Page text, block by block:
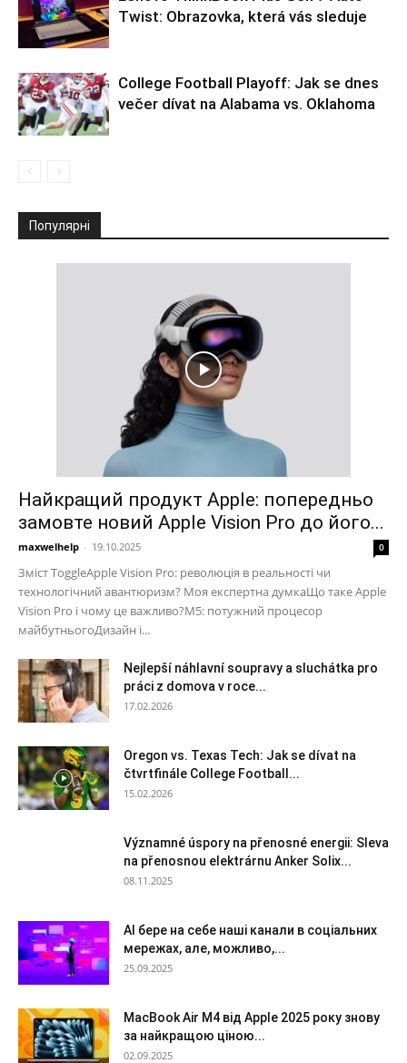
Twist: Obrazovka, která vás sleduje
College Football Playoff: Jak se dnes
večer dívat na Alabama vs. Oklahoma
Популярні
Найкращий продукт Apple: попередньо
замовте новий Apple Vision Pro до його...
maxwelhelp - 19.10.2025 0
Зміст ToggleApple Vision Pro: революція в реальності чи
технологічний авантюризм? Моя експертна думкаЩо таке Apple
Vision Pro і чому це важливо?M5: потужний процесор
майбутньогоДизайн і...
Nejlepší náhlavní soupravy a sluchátka pro
práci z domova v roce...
17.02.2026
Oregon vs. Texas Tech: Jak se dívat na
čtvrtfinále College Football...
15.02.2026
Významné úspory na přenosné energii: Sleva
na přenosnou elektrárnu Anker Solix...
08.11.2025
AI бере на себе наші канали в соціальних
мережах, але, можливо,...
25.09.2025
MacBook Air M4 від Apple 2025 року знову
за найкращою ціною...
02.09.2025